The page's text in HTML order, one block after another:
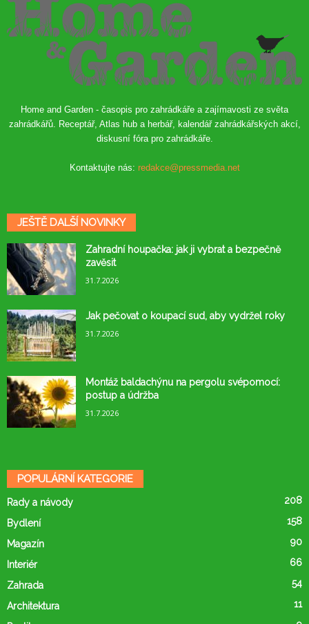
Home and Garden - časopis pro zahrádkáře a zajímavosti ze světa
zahrádkářů. Receptář, Atlas hub a herbář, kalendář zahrádkářských akcí,
diskusní fóra pro zahrádkáře.
Kontaktujte nás: redakce@pressmedia.net
JEŠTĚ DALŠÍ NOVINKY
Zahradní houpačka: jak ji vybrat a bezpečně
zavěsit
31.7.2026
Jak pečovat o koupací sud, aby vydržel roky
31.7.2026
Montáž baldachýnu na pergolu svépomocí:
postup a údržba
31.7.2026
POPULÁRNÍ KATEGORIE
Rady a návody 208
Bydlení 158
Magazín 90
Interiér 66
Zahrada 54
Architektura 11